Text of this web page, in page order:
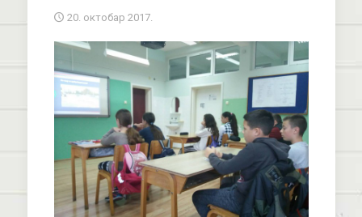
20. октобар 2017.